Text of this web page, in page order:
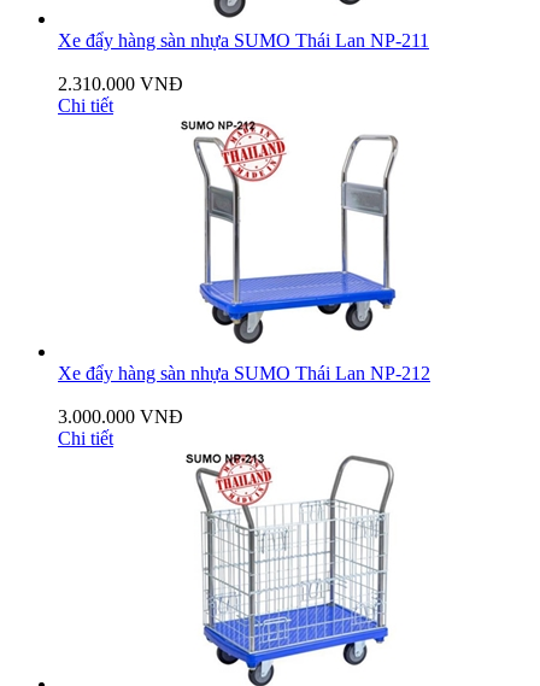
Xe đẩy hàng sàn nhựa SUMO Thái Lan NP-211
2.310.000 VNĐ
Chi tiết
Xe đẩy hàng sàn nhựa SUMO Thái Lan NP-212
3.000.000 VNĐ
Chi tiết